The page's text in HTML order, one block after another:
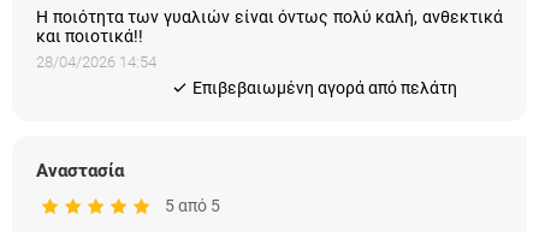
Η ποιότητα των γυαλιών είναι όντως πολύ καλή, ανθεκτικά
και ποιοτικά!!
28/04/2026 14:54
Eπιβεβαιωμένη αγορά από πελάτη
Αναστασία
5 από 5